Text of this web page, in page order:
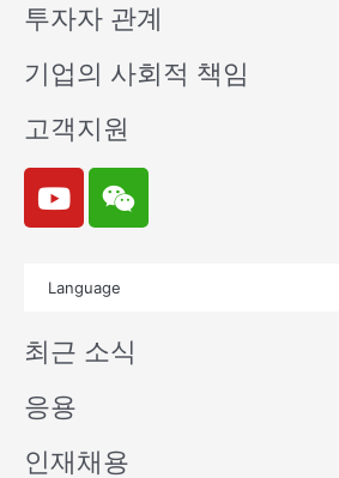
투자자 관계
기업의 사회적 책임
고객지원
Y
o
u
e
W
e
i
n
Language
최근 소식
응용
인재채용